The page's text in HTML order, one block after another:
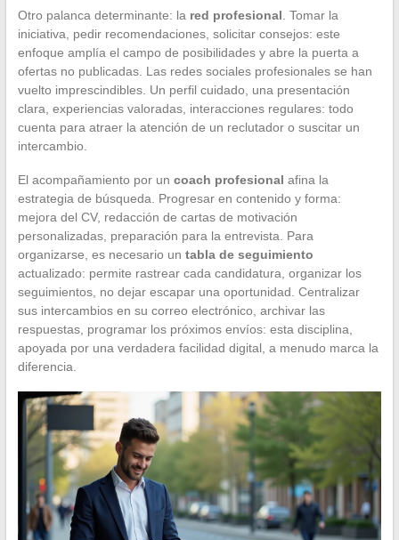
Otro palanca determinante: la red profesional . Tomar la
iniciativa, pedir recomendaciones, solicitar consejos: este
enfoque amplía el campo de posibilidades y abre la puerta a
ofertas no publicadas. Las redes sociales profesionales se han
vuelto imprescindibles. Un perfil cuidado, una presentación
clara, experiencias valoradas, interacciones regulares: todo
cuenta para atraer la atención de un reclutador o suscitar un
intercambio.
El acompañamiento por un coach profesional afina la
estrategia de búsqueda. Progresar en contenido y forma:
mejora del CV, redacción de cartas de motivación
personalizadas, preparación para la entrevista. Para
organizarse, es necesario un tabla de seguimiento
actualizado: permite rastrear cada candidatura, organizar los
seguimientos, no dejar escapar una oportunidad. Centralizar
sus intercambios en su correo electrónico, archivar las
respuestas, programar los próximos envíos: esta disciplina,
apoyada por una verdadera facilidad digital, a menudo marca la
diferencia.